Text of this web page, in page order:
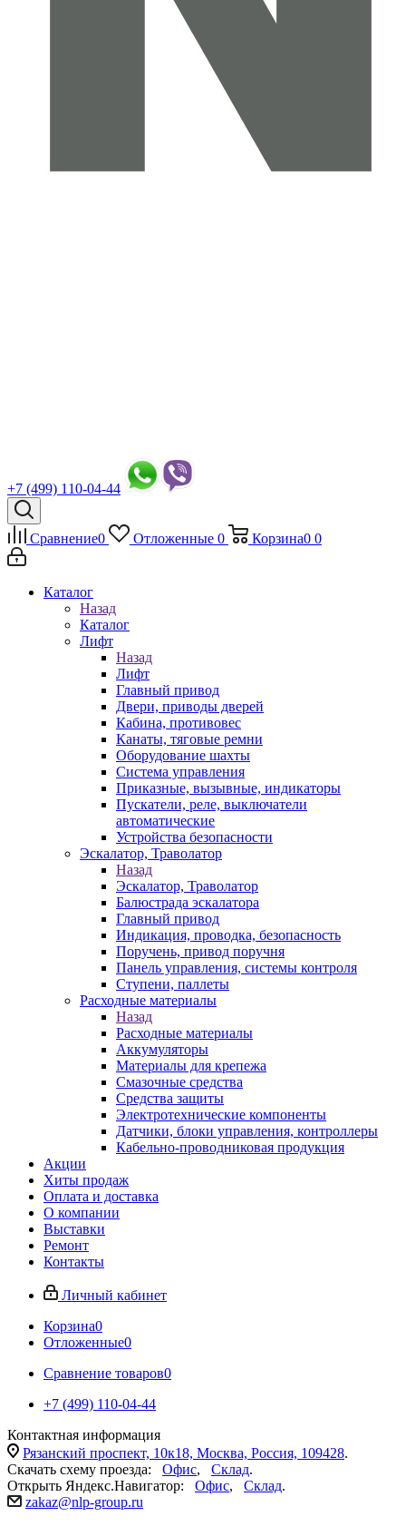
+7 (499) 110-04-44
Сравнение0 Отложенные 0 Корзина0 0
Каталог
Назад
Каталог
Лифт
Назад
Лифт
Главный привод
Двери, приводы дверей
Кабина, противовес
Канаты, тяговые ремни
Оборудование шахты
Система управления
Приказные, вызывные, индикаторы
Пускатели, реле, выключатели
автоматические
Устройства безопасности
Эскалатор, Траволатор
Назад
Эскалатор, Траволатор
Балюстрада эскалатора
Главный привод
Индикация, проводка, безопасность
Поручень, привод поручня
Панель управления, системы контроля
Ступени, паллеты
Расходные материалы
Назад
Расходные материалы
Аккумуляторы
Материалы для крепежа
Смазочные средства
Средства защиты
Электротехнические компоненты
Датчики, блоки управления, контроллеры
Кабельно-проводниковая продукция
Акции
Хиты продаж
Оплата и доставка
О компании
Выставки
Ремонт
Контакты
Личный кабинет
Корзина0
Отложенные0
Сравнение товаров0
+7 (499) 110-04-44
Контактная информация
Рязанский проспект, 10к18, Москва, Россия, 109428.
Скачать схему проезда: Офис, Склад.
Открыть Яндекс.Навигатор: Офис, Склад.
zakaz@nlp-group.ru